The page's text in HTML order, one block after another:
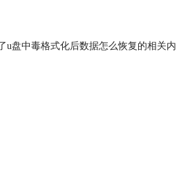
u盘中毒格式化后数据怎么恢复的相关内